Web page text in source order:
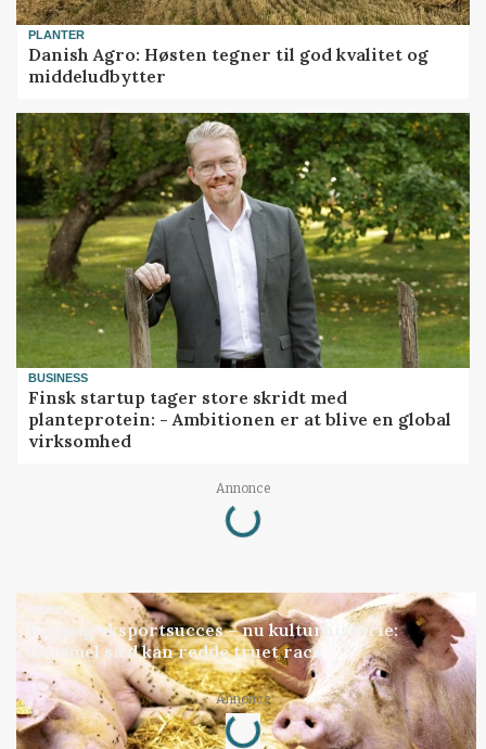
PLANTER
Danish Agro: Høsten tegner til god kvalitet og
middeludbytter
BUSINESS
Finsk startup tager store skridt med
planteprotein: - Ambitionen er at blive en global
virksomhed
Annonce
Loading...
GRISE
Engang eksportsucces – nu kulturhistorie:
Gammel sæd kan redde truet race
Annonce
Loading...